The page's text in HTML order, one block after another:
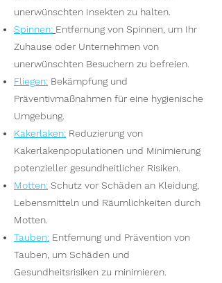
unerwünschten Insekten zu halten.
Spinnen: Entfernung von Spinnen, um Ihr
Zuhause oder Unternehmen von
unerwünschten Besuchern zu befreien.
Fliegen: Bekämpfung und
Präventivmaßnahmen für eine hygienische
Umgebung.
Kakerlaken: Reduzierung von
Kakerlakenpopulationen und Minimierung
potenzieller gesundheitlicher Risiken.
Motten: Schutz vor Schäden an Kleidung,
Lebensmitteln und Räumlichkeiten durch
Motten.
Tauben: Entfernung und Prävention von
Tauben, um Schäden und
Gesundheitsrisiken zu minimieren.